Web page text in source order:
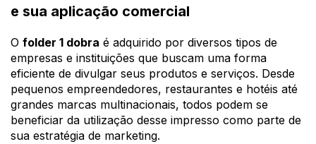
e sua aplicação comercial
O folder 1 dobra é adquirido por diversos tipos de
empresas e instituições que buscam uma forma
eficiente de divulgar seus produtos e serviços. Desde
pequenos empreendedores, restaurantes e hotéis até
grandes marcas multinacionais, todos podem se
beneficiar da utilização desse impresso como parte de
sua estratégia de marketing.